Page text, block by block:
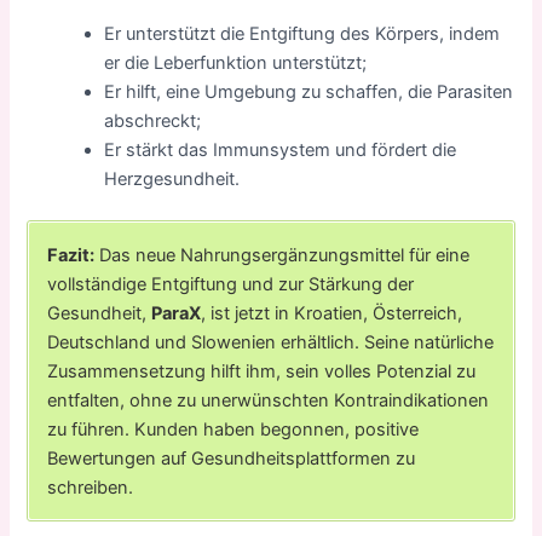
Er unterstützt die Entgiftung des Körpers, indem
er die Leberfunktion unterstützt;
Er hilft, eine Umgebung zu schaffen, die Parasiten
abschreckt;
Er stärkt das Immunsystem und fördert die
Herzgesundheit.
Fazit: Das neue Nahrungsergänzungsmittel für eine
vollständige Entgiftung und zur Stärkung der
Gesundheit, ParaX, ist jetzt in Kroatien, Österreich,
Deutschland und Slowenien erhältlich. Seine natürliche
Zusammensetzung hilft ihm, sein volles Potenzial zu
entfalten, ohne zu unerwünschten Kontraindikationen
zu führen. Kunden haben begonnen, positive
Bewertungen auf Gesundheitsplattformen zu
schreiben.